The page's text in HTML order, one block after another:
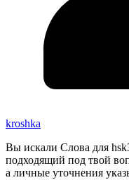
kroshka
Вы искали Слова для
подходящий под твой
а личные уточнения